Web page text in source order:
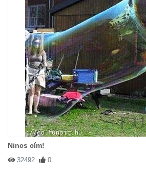
Nincs cím!
32492 0